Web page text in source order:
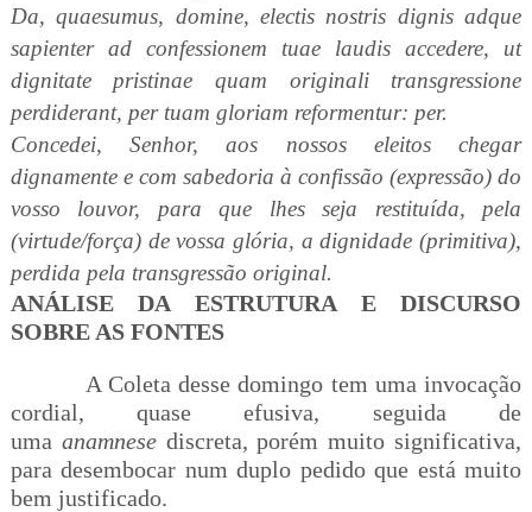
Da, quaesumus, domine, electis nostris dignis adque
sapienter ad confessionem tuae laudis accedere, ut
dignitate pristinae quam originali transgressione
perdiderant, per tuam gloriam reformentur: per.
Concedei, Senhor, aos nossos eleitos chegar
dignamente e com sabedoria à confissão (expressão) do
vosso louvor, para que lhes seja restituída, pela
(virtude/força) de vossa glória, a dignidade (primitiva),
perdida pela transgressão original.
ANÁLISE DA ESTRUTURA E DISCURSO
SOBRE AS FONTES
A Coleta desse domingo tem uma invocação
cordial, quase efusiva, seguida de
uma anamnesediscreta, porém muito significativa,
para desembocar num duplo pedido que está muito
bem justificado.